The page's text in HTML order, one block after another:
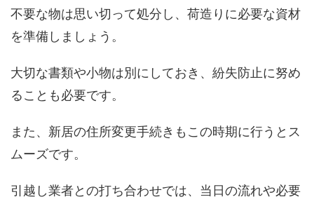
不要な物は思い切って処分し、荷造りに必要な資材
を準備しましょう。
大切な書類や小物は別にしておき、紛失防止に努め
ることも必要です。
また、新居の住所変更手続きもこの時期に行うとス
ムーズです。
引越し業者との打ち合わせでは、当日の流れや必要